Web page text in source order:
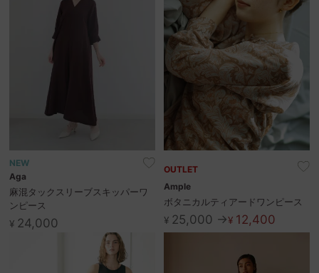
NEW
Aga
麻混タックスリーブスキッパーワ
ンピース
¥24,000
OUTLET
Ample
ボタニカルティアードワンピース
¥25,000 →¥12,400